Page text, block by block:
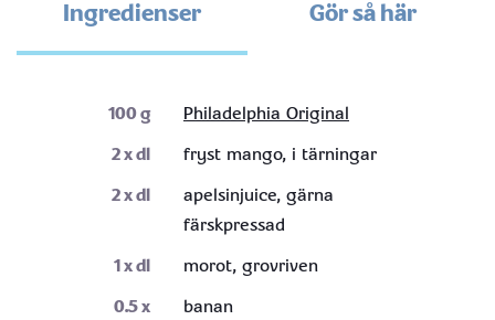
Ingredienser Gör så här
100g
Philadelphia Original
2x dl
fryst mango, i tärningar
2x dl
apelsinjuice, gärna
färskpressad
1x dl
morot, grovriven
0.5x
banan